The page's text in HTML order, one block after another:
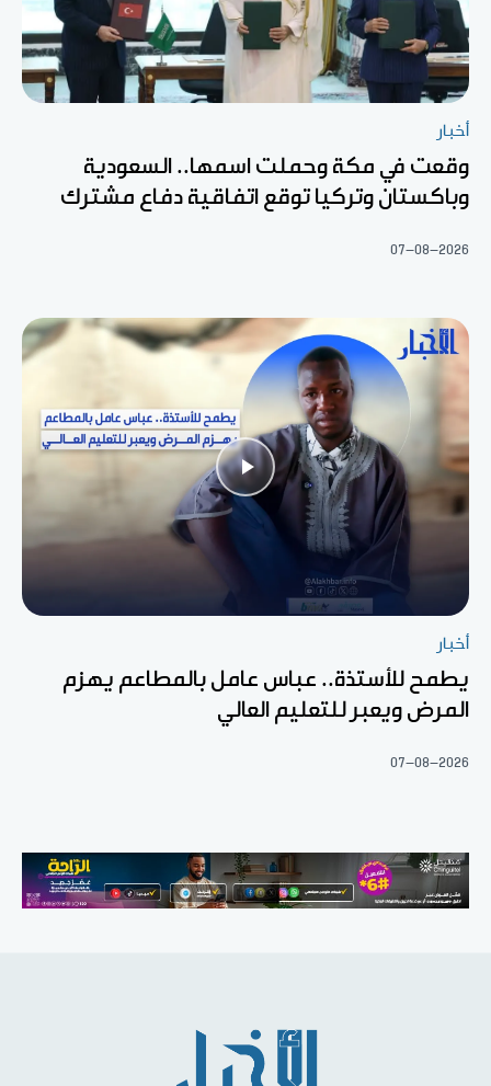
أخبار
وقعت في مكة وحملت اسمها.. السعودية
وباكستان وتركيا توقع اتفاقية دفاع مشترك
07-08-2026
أخبار
يطمح للأستذة.. عباس عامل بالمطاعم يهزم
المرض ويعبر للتعليم العالي
07-08-2026